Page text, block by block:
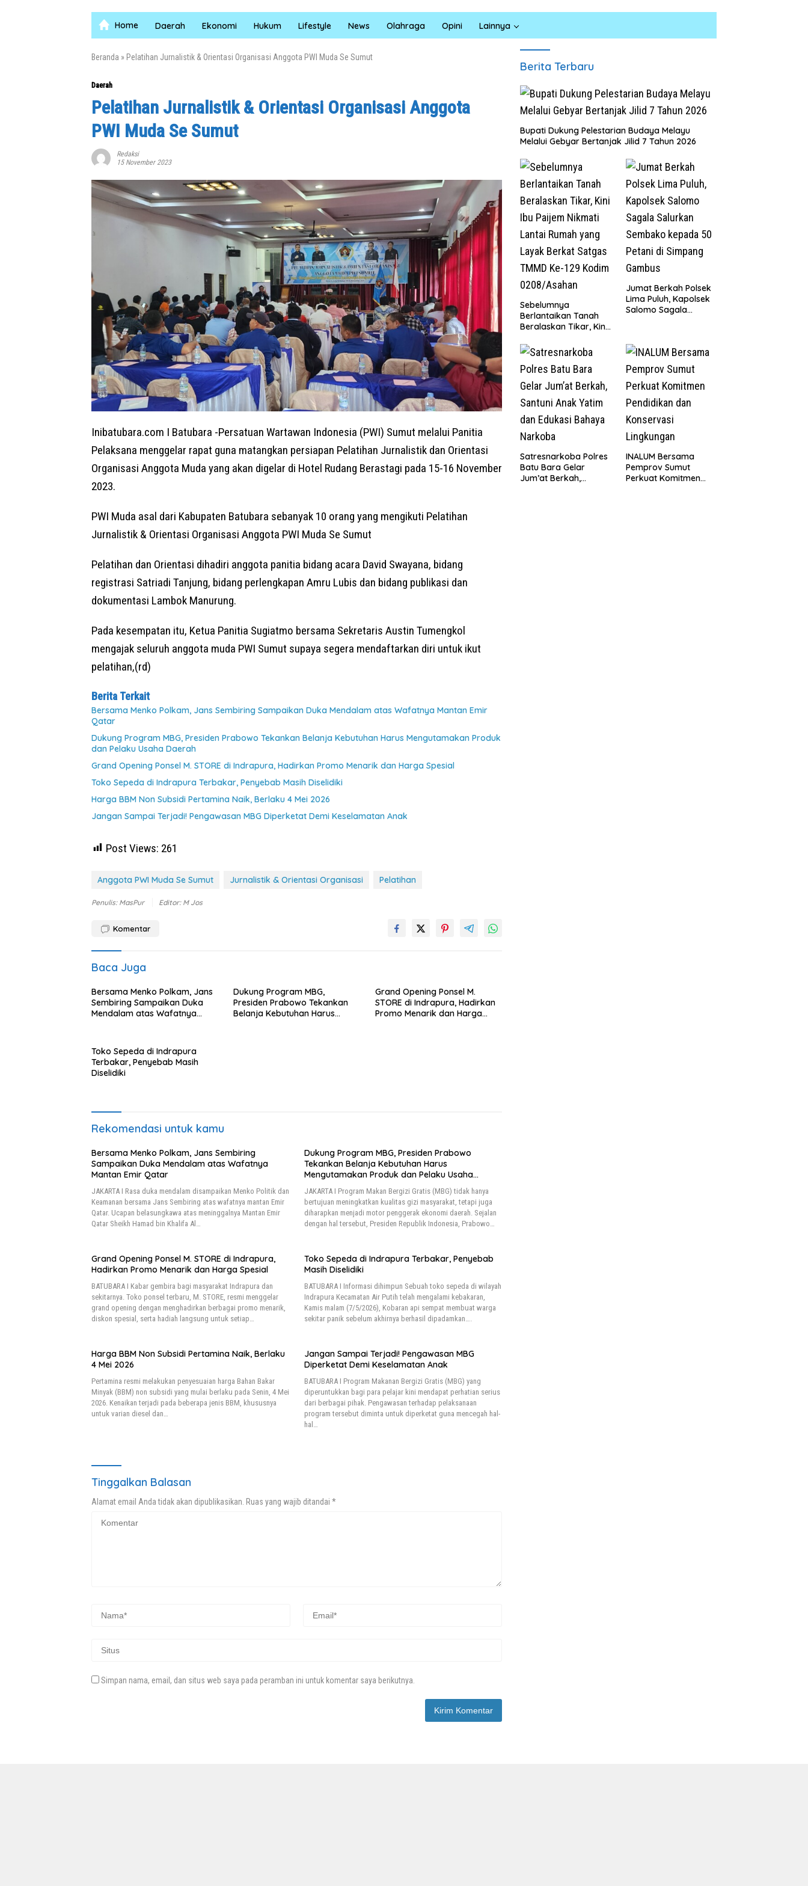
Home Daerah Ekonomi Hukum Lifestyle News Olahraga Opini Lainnya
Beranda » Pelatihan Jurnalistik & Orientasi Organisasi Anggota PWI Muda Se Sumut
Daerah
Pelatihan Jurnalistik & Orientasi Organisasi Anggota
PWI Muda Se Sumut
Redaksi
15 November 2023
Inibatubara.com I Batubara -Persatuan Wartawan Indonesia (PWI) Sumut melalui Panitia
Pelaksana menggelar rapat guna matangkan persiapan Pelatihan Jurnalistik dan Orientasi
Organisasi Anggota Muda yang akan digelar di Hotel Rudang Berastagi pada 15-16 November
2023.
PWI Muda asal dari Kabupaten Batubara sebanyak 10 orang yang mengikuti Pelatihan
Jurnalistik & Orientasi Organisasi Anggota PWI Muda Se Sumut
Pelatihan dan Orientasi dihadiri anggota panitia bidang acara David Swayana, bidang
registrasi Satriadi Tanjung, bidang perlengkapan Amru Lubis dan bidang publikasi dan
dokumentasi Lambok Manurung.
Pada kesempatan itu, Ketua Panitia Sugiatmo bersama Sekretaris Austin Tumengkol
mengajak seluruh anggota muda PWI Sumut supaya segera mendaftarkan diri untuk ikut
pelatihan,(rd)
Berita Terkait
Bersama Menko Polkam, Jans Sembiring Sampaikan Duka Mendalam atas Wafatnya Mantan Emir
Qatar
Dukung Program MBG, Presiden Prabowo Tekankan Belanja Kebutuhan Harus Mengutamakan Produk
dan Pelaku Usaha Daerah
Grand Opening Ponsel M. STORE di Indrapura, Hadirkan Promo Menarik dan Harga Spesial
Toko Sepeda di Indrapura Terbakar, Penyebab Masih Diselidiki
Harga BBM Non Subsidi Pertamina Naik, Berlaku 4 Mei 2026
Jangan Sampai Terjadi! Pengawasan MBG Diperketat Demi Keselamatan Anak
Post Views: 261
Anggota PWI Muda Se Sumut Jurnalistik & Orientasi Organisasi Pelatihan
Penulis: MasPur Editor: M Jos
Komentar
Baca Juga
Bersama Menko Polkam, Jans
Sembiring Sampaikan Duka
Mendalam atas Wafatnya
Dukung Program MBG,
Presiden Prabowo Tekankan
Belanja Kebutuhan Harus
Grand Opening Ponsel M.
STORE di Indrapura, Hadirkan
Promo Menarik dan Harga
Toko Sepeda di Indrapura
Terbakar, Penyebab Masih
Diselidiki
Rekomendasi untuk kamu
Bersama Menko Polkam, Jans Sembiring
Sampaikan Duka Mendalam atas Wafatnya
Mantan Emir Qatar
JAKARTA I Rasa duka mendalam disampaikan Menko Politik dan
Keamanan bersama Jans Sembiring atas wafatnya mantan Emir
Qatar. Ucapan belasungkawa atas meninggalnya Mantan Emir
Qatar Sheikh Hamad bin Khalifa Al…
Dukung Program MBG, Presiden Prabowo
Tekankan Belanja Kebutuhan Harus
Mengutamakan Produk dan Pelaku Usaha
JAKARTA I Program Makan Bergizi Gratis (MBG) tidak hanya
bertujuan meningkatkan kualitas gizi masyarakat, tetapi juga
diharapkan menjadi motor penggerak ekonomi daerah. Sejalan
dengan hal tersebut, Presiden Republik Indonesia, Prabowo…
Grand Opening Ponsel M. STORE di Indrapura,
Hadirkan Promo Menarik dan Harga Spesial
BATUBARA I Kabar gembira bagi masyarakat Indrapura dan
sekitarnya. Toko ponsel terbaru, M. STORE, resmi menggelar
grand opening dengan menghadirkan berbagai promo menarik,
diskon spesial, serta hadiah langsung untuk setiap…
Toko Sepeda di Indrapura Terbakar, Penyebab
Masih Diselidiki
BATUBARA I Informasi dihimpun Sebuah toko sepeda di wilayah
Indrapura Kecamatan Air Putih telah mengalami kebakaran,
Kamis malam (7/5/2026), Kobaran api sempat membuat warga
sekitar panik sebelum akhirnya berhasil dipadamkan….
Harga BBM Non Subsidi Pertamina Naik, Berlaku
4 Mei 2026
Pertamina resmi melakukan penyesuaian harga Bahan Bakar
Minyak (BBM) non subsidi yang mulai berlaku pada Senin, 4 Mei
2026. Kenaikan terjadi pada beberapa jenis BBM, khususnya
untuk varian diesel dan…
Jangan Sampai Terjadi! Pengawasan MBG
Diperketat Demi Keselamatan Anak
BATUBARA I Program Makanan Bergizi Gratis (MBG) yang
diperuntukkan bagi para pelajar kini mendapat perhatian serius
dari berbagai pihak. Pengawasan terhadap pelaksanaan
program tersebut diminta untuk diperketat guna mencegah hal-
hal…
Tinggalkan Balasan
Alamat email Anda tidak akan dipublikasikan. Ruas yang wajib ditandai *
Simpan nama, email, dan situs web saya pada peramban ini untuk komentar saya berikutnya.
Berita Terbaru
Bupati Dukung Pelestarian Budaya Melayu
Melalui Gebyar Bertanjak Jilid 7 Tahun 2026
Sebelumnya
Berlantaikan Tanah
Beralaskan Tikar, Kini
Lantai Rumah yang
Layak Berkat Satgas
TMMD Ke-129 Kodim
0208/Asahan
Jumat Berkah Polsek
Lima Puluh, Kapolsek
Salomo Sagala
Simpang Gambus
Satresnarkoba Polres
Batu Bara Gelar
Jum’at Berkah,
INALUM Bersama
Pemprov Sumut
Perkuat Komitmen